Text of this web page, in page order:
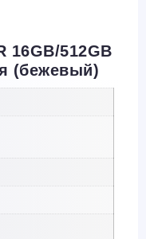
16GB/512GB
(бежевый)